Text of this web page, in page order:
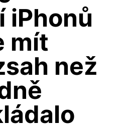
iPhonů
mít
než